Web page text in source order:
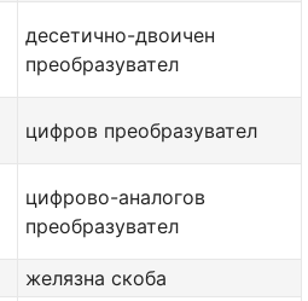
десетично-двоичен
преобразувател
цифров преобразувател
цифрово-аналогов
преобразувател
желязна скоба